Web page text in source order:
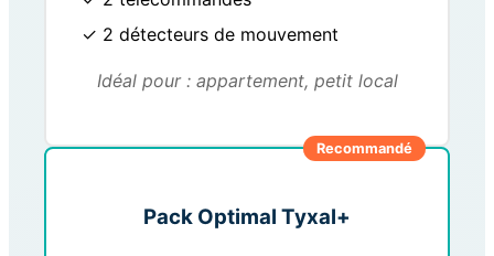
✓ 2 détecteurs de mouvement
Idéal pour : appartement, petit local
Recommandé
Pack Optimal Tyxal+